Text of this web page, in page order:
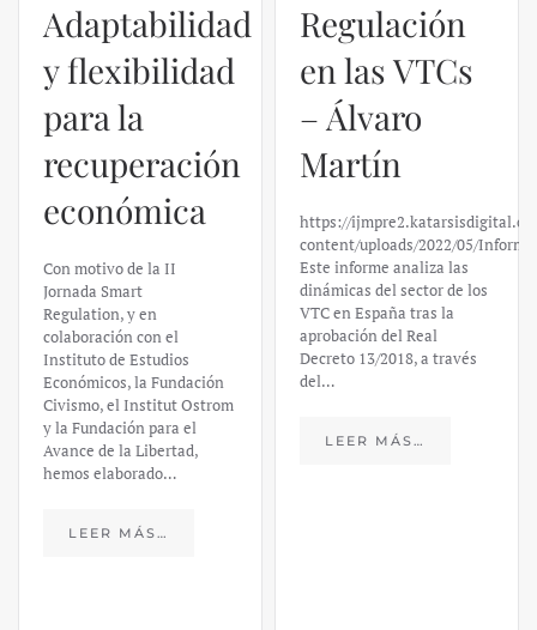
Adaptabilidad
y flexibilidad
para la
recuperación
económica
Con motivo de la II
Jornada Smart
Regulation, y en
colaboración con el
Instituto de Estudios
Económicos, la Fundación
Civismo, el Institut Ostrom
y la Fundación para el
Avance de la Libertad,
hemos elaborado…
LEER MÁS…
Regulación
en las VTCs
– Álvaro
Martín
https://
content/uploads/2022/05/
Este informe analiza las
dinámicas del sector de los
VTC en España tras la
aprobación del Real
Decreto 13/2018, a través
del…
LEER MÁS…